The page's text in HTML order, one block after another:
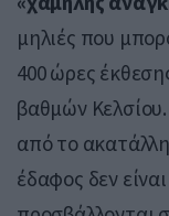
μηλιές που
400 ώρες
βαθμών
από το
έδαφος δεν